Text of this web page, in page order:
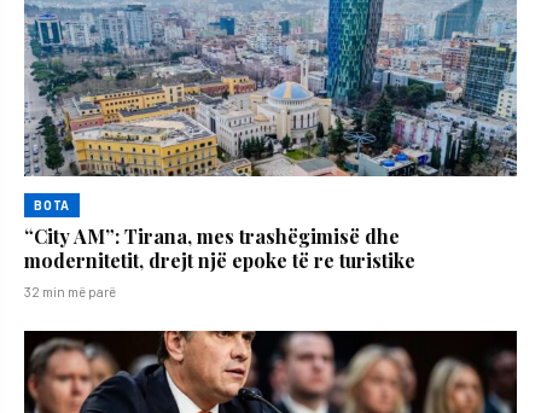
BOTA
“City AM”: Tirana, mes trashëgimisë dhe
modernitetit, drejt një epoke të re turistike
32 min më parë